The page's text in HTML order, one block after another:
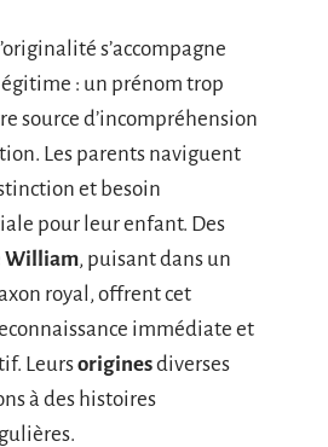
s’accompagne
: un prénom trop
source d’incompréhension
Les parents naviguent
et besoin
pour leur enfant. Des
William, puisant dans un
royal, offrent cet
immédiate et
Leursoriginesdiverses
à des histoires